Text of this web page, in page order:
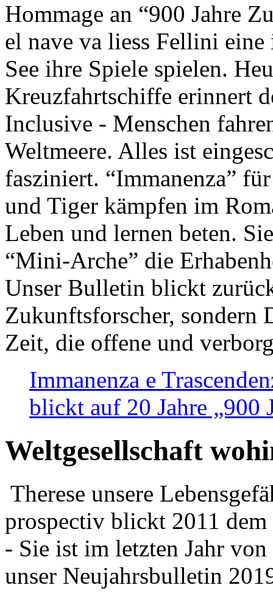
Hommage an “900 Jahre
el nave va liess Fellini
See ihre Spiele spielen.
Kreuzfahrtschiffe erinnert
Inclusive - Menschen
Weltmeere. Alles ist
fasziniert. “Immanenza”
und Tiger kämpfen im
Leben und lernen beten.
“Mini-Arche” die
Unser Bulletin blickt
Zukunftsforscher, sondern
Zeit, die offene und
Immanenza e
blickt auf 20 Jahre „900
Weltgesellschaft
Therese unsere
prospectiv blickt 2011
- Sie ist im letzten Jahr
unser Neujahrsbulletin